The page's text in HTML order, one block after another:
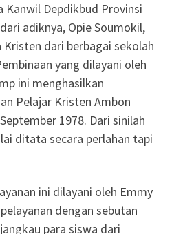
Kanwil Depdikbud Provinsi
adiknya, Opie Soumokil,
dari berbagai sekolah
yang dilayani oleh
ini menghasilkan
Pelajar Kristen Ambon
1978. Dari sinilah
ditata secara perlahan tapi
ini dilayani oleh Emmy
dengan sebutan
para siswa dari